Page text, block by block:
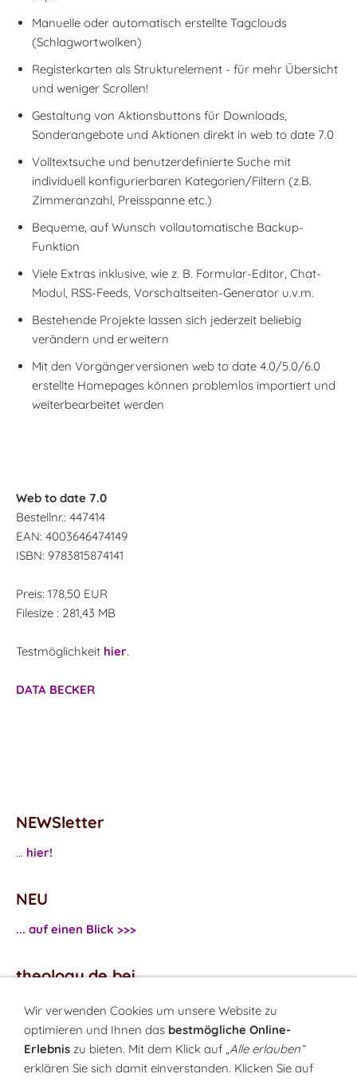
Manuelle oder automatisch erstellte Tagclouds
(Schlagwortwolken)
Registerkarten als Strukturelement - für mehr Übersicht
und weniger Scrollen!
Gestaltung von Aktionsbuttons für Downloads,
Sonderangebote und Aktionen direkt in web to date 7.0
Volltextsuche und benutzerdefinierte Suche mit
individuell konfigurierbaren Kategorien/Filtern (z.B.
Zimmeranzahl, Preisspanne etc.)
Bequeme, auf Wunsch vollautomatische Backup-
Funktion
Viele Extras inklusive, wie z. B. Formular-Editor, Chat-
Modul, RSS-Feeds, Vorschaltseiten-Generator u.v.m.
Bestehende Projekte lassen sich jederzeit beliebig
verändern und erweitern
Mit den Vorgängerversionen web to date 4.0/5.0/6.0
erstellte Homepages können problemlos importiert und
weiterbearbeitet werden
Web to date 7.0
Bestellnr.: 447414
EAN: 4003646474149
ISBN: 9783815874141
Preis: 178,50 EUR
Filesize : 281,43 MB
Testmöglichkeit hier.
DATA BECKER
NEWSletter
... hier!
NEU
... auf einen Blick >>>
theology.de bei
...Facebook
...Twitter
Monatsrätsel
Wir verwenden Cookies um unsere Website zu
optimieren und Ihnen das bestmögliche Online-
Erlebnis zu bieten. Mit dem Klick auf „Alle erlauben“
erklären Sie sich damit einverstanden. Klicken Sie auf